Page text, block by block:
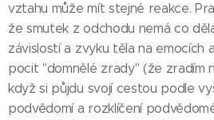
vztahu může mít stejné reakce.
že smutek z odchodu nemá co
závislostí a zvyku těla na emocích
pocit "domnělé zrady" (že zradím
když si půjdu svojí cestou podle
podvědomí a rozklíčení